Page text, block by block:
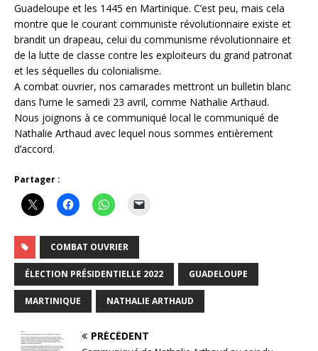
Guadeloupe et les 1445 en Martinique. C’est peu, mais cela
montre que le courant communiste révolutionnaire existe et
brandit un drapeau, celui du communisme révolutionnaire et
de la lutte de classe contre les exploiteurs du grand patronat
et les séquelles du colonialisme.
A combat ouvrier, nos camarades mettront un bulletin blanc
dans l’urne le samedi 23 avril, comme Nathalie Arthaud.
Nous joignons à ce communiqué local le communiqué de
Nathalie Arthaud avec lequel nous sommes entièrement
d’accord.
Partager :
COMBAT OUVRIER
ÉLECTION PRÉSIDENTIELLE 2022 GUADELOUPE
MARTINIQUE NATHALIE ARTHAUD
PRÉCÉDENT